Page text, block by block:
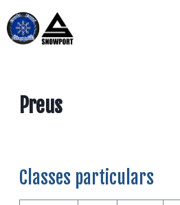
al
contingut
Preus
Classes particulars